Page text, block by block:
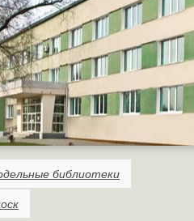
библиотеки